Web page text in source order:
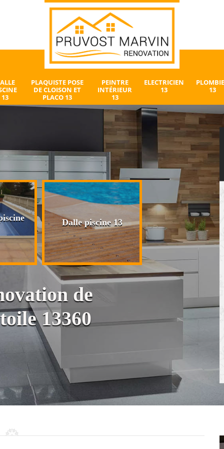
13
PLAQUISTE POSE
DE CLOISON ET
PLACO 13
PEINTRE
INTÉRIEUR
13
ELECTRICIEN
13
13
Dalle piscine 13
Plaquiste pose
cloison et placo
de
13360